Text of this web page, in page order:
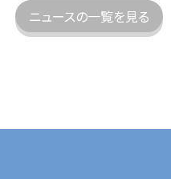
ニュースの一覧を見る